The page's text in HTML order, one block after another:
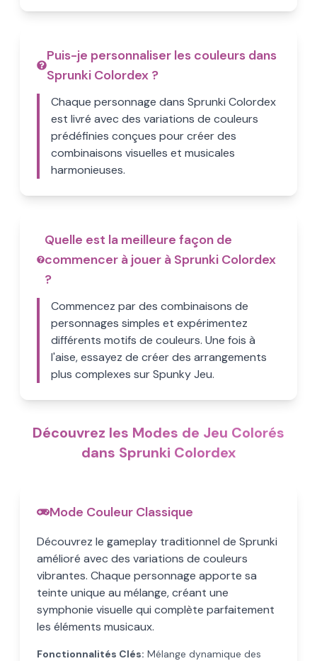
Puis-je personnaliser les couleurs dans
Sprunki Colordex ?
Chaque personnage dans Sprunki Colordex
est livré avec des variations de couleurs
prédéfinies conçues pour créer des
combinaisons visuelles et musicales
harmonieuses.
Quelle est la meilleure façon de
commencer à jouer à Sprunki Colordex
?
Commencez par des combinaisons de
personnages simples et expérimentez
différents motifs de couleurs. Une fois à
l'aise, essayez de créer des arrangements
plus complexes sur Spunky Jeu.
Découvrez les Modes de Jeu Colorés
dans Sprunki Colordex
Mode Couleur Classique
Découvrez le gameplay traditionnel de Sprunki
amélioré avec des variations de couleurs
vibrantes. Chaque personnage apporte sa
teinte unique au mélange, créant une
symphonie visuelle qui complète parfaitement
les éléments musicaux.
Fonctionnalités Clés: Mélange dynamique des